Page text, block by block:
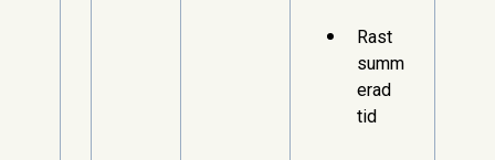
Rast
summ
erad
tid